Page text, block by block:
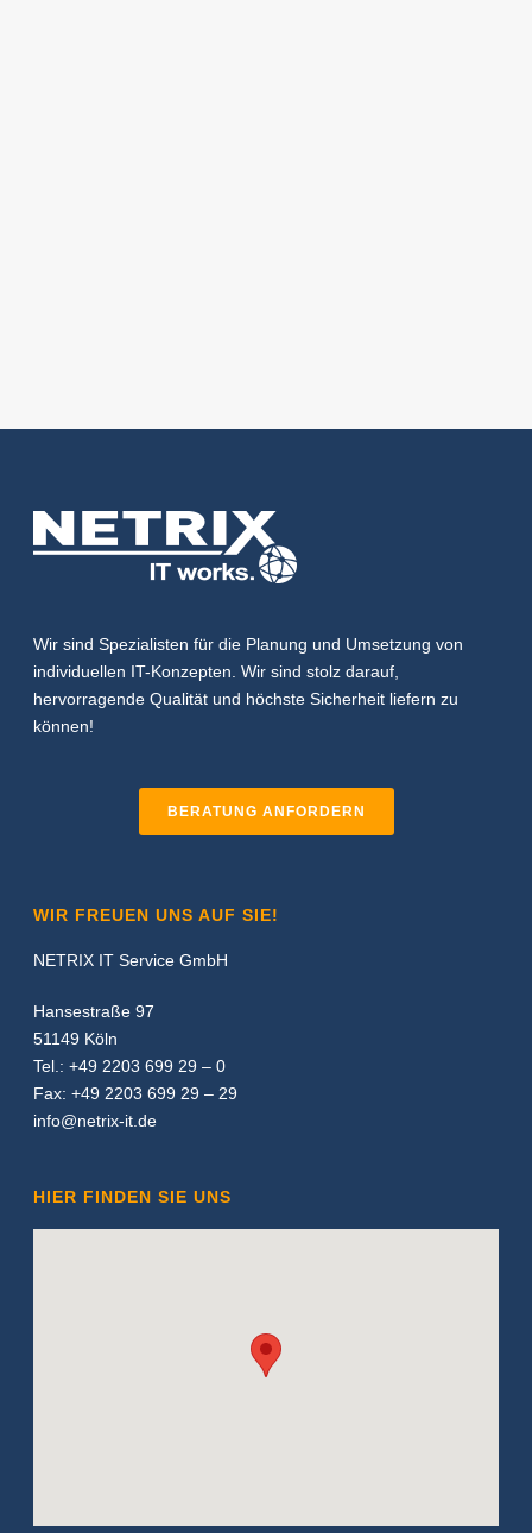
Wir sind Spezialisten für die Planung und Umsetzung von
individuellen IT-Konzepten. Wir sind stolz darauf,
hervorragende Qualität und höchste Sicherheit liefern zu
können!
BERATUNG ANFORDERN
WIR FREUEN UNS AUF SIE!
NETRIX IT Service GmbH
Hansestraße 97
51149 Köln
Tel.: +49 2203 699 29 – 0
Fax: +49 2203 699 29 – 29
info@netrix-it.de
HIER FINDEN SIE UNS